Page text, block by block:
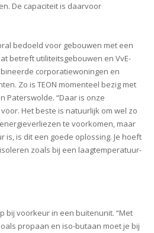
De capaciteit is daarvoor
bedoeld voor gebouwen met een
betreft utiliteitsgebouwen en VvE-
corporatiewoningen en
Zo is TEON momenteel bezig met
Paterswolde. “Daar is onze
Het beste is natuurlijk om wel zo
te voorkomen, maar
is, is dit een goede oplossing. Je hoeft
zoals bij een laagtemperatuur-
bij voorkeur in een buitenunit. “Met
propaan en iso-butaan moet je bij